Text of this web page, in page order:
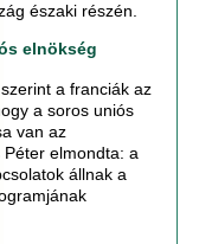
északi részén.
elnökség
a franciák az
a soros uniós
van az
elmondta: a
állnak a